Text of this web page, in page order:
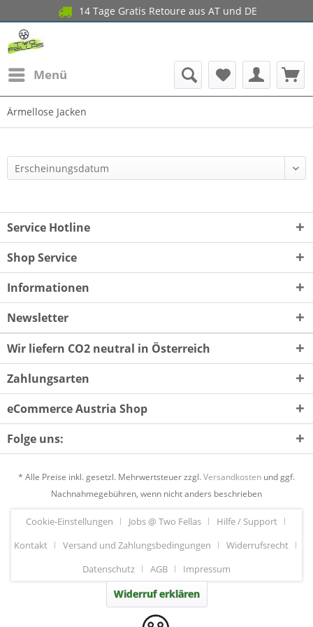
14 Tage Gratis Retoure aus AT und DE
Menü
Ärmellose Jacken
Service Hotline
Shop Service
Informationen
Newsletter
Wir liefern CO2 neutral in Österreich
Zahlungsarten
eCommerce Austria Shop
Folge uns:
* Alle Preise inkl. gesetzl. Mehrwertsteuer zzgl.Versandkosten und ggf.
Nachnahmegebühren, wenn nicht anders beschrieben
Cookie-Einstellungen Jobs @ Two Fellas
Hilfe / Support
Kontakt
Versand und Zahlungsbedingungen
Widerrufsrecht
Datenschutz
AGB Impressum
Widerruf erklären